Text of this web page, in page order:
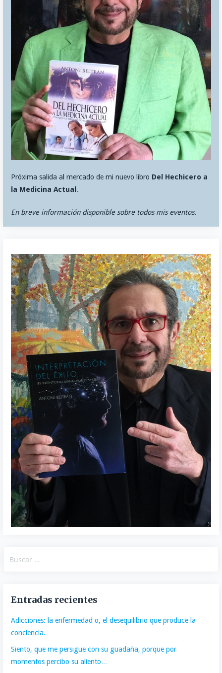
Próxima salida al mercado de mi nuevo libro Del Hechicero a
la Medicina Actual.
En breve información disponible sobre todos mis eventos.
Entradas recientes
Adicciones: la enfermedad o, el desequilibrio que produce la
conciencia.
Siento, que me persigue con su guadaña, porque por
momentos percibo su aliento…